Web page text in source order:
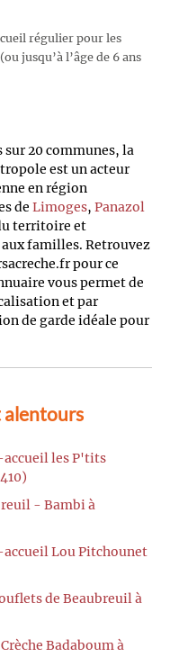
régulier pour les
jusqu’à l’âge de 6 ans
20 communes, la
est un acteur
en région
de Limoges, Panazol
territoire et
familles. Retrouvez
pour ce
vous permet de
et par
de garde idéale pour
alentours
les P'tits
- Bambi à
Lou Pitchounet
de Beaubreuil à
Badaboum à